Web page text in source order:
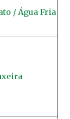
/ Água Fria